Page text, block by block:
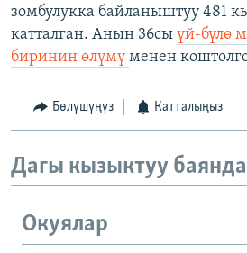
зомбулукка байланыштуу 481
катталган. Анын 36сы үй-бүлө
биринин өлүмү менен
Бөлүшүңүз Катталыңыз
Дагы кызыктуу
Окуялар